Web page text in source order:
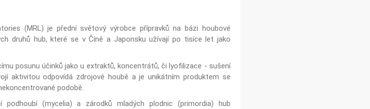
(MRL) je přední světový výrobce přípravků na bázi houbové
druhů hub, které se v Číně a Japonsku užívají po tisíce let jako
posunu účinků jako u extraktů, koncentrátů, či lyofilizace - sušení
aktivitou odpovídá zdrojové houbě a je unikátním produktem se
podobě.
podhoubí (mycelia) a zárodků mladých plodnic (primordia) hub